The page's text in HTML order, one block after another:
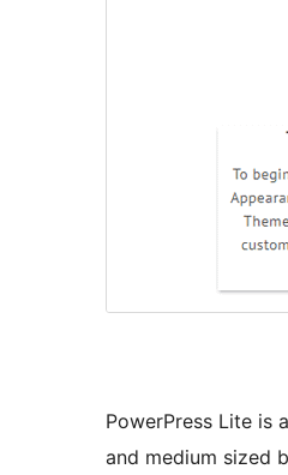
PowerPress Lite is
and medium sized